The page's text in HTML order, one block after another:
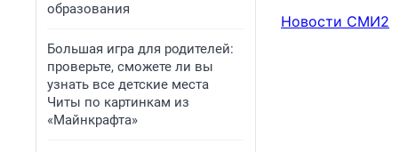
образования
Большая игра для родителей:
проверьте, сможете ли вы
узнать все детские места
Читы по картинкам из
«Майнкрафта»
Новости СМИ2